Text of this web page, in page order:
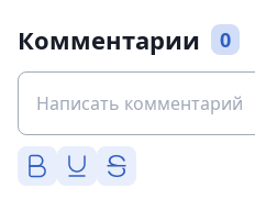
Комментарии 0